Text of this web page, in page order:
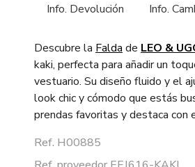
Info. Devolución Info.
Descubre la Falda de LEO &
kaki, perfecta para añadir un
vestuario. Su diseño fluido y el
look chic y cómodo que estás
prendas favoritas y destaca con
Ref. H00885